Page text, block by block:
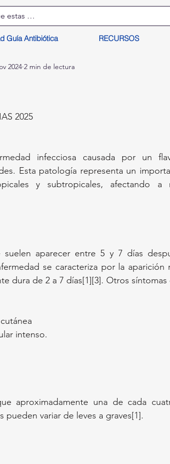
Guía Antibiótica RECURSOS
2024 2 min de lectura
2025
infecciosa causada por un
Esta patología representa un
y subtropicales, afectando a
suelen aparecer entre 5 y 7 días
se caracteriza por la aparición
dura de 2 a 7 días[1][3]. Otros
intenso.
aproximadamente una de cada
pueden variar de leves a graves[1].